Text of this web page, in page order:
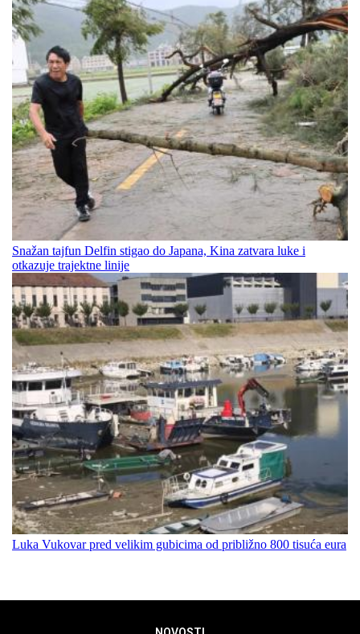
Snažan tajfun Delfin stigao do Japana, Kina zatvara luke i
otkazuje trajektne linije
Luka Vukovar pred velikim gubicima od približno 800 tisuća eura